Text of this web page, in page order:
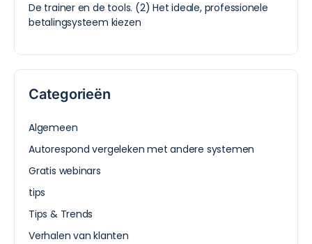
De trainer en de tools. (2) Het ideale, professionele
betalingsysteem kiezen
Categorieën
Algemeen
Autorespond vergeleken met andere systemen
Gratis webinars
tips
Tips & Trends
Verhalen van klanten